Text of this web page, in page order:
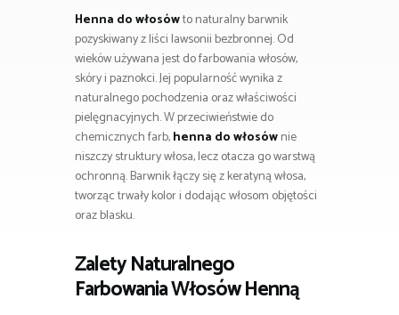
Henna do włosówto naturalny barwnik
pozyskiwany z liści lawsonii bezbronnej. Od
wieków używana jest do farbowania włosów,
skóry i paznokci. Jej popularność wynika z
naturalnego pochodzenia oraz właściwości
pielęgnacyjnych. W przeciwieństwie do
chemicznych farb,henna do włosównie
niszczy struktury włosa, lecz otacza go warstwą
ochronną. Barwnik łączy się z keratyną włosa,
tworząc trwały kolor i dodając włosom objętości
oraz blasku.
Zalety Naturalnego
Farbowania Włosów Henną